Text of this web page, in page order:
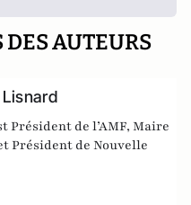
DES AUTEURS
Président de l’AMF, Maire
Président de Nouvelle